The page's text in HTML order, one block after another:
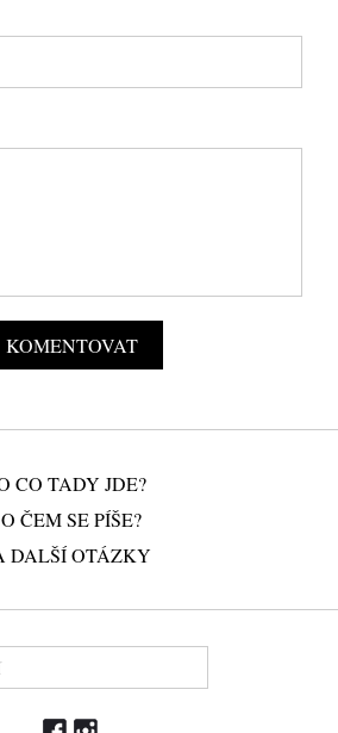
CO TADY JDE?
O ČEM SE PÍŠE?
DALŠÍ OTÁZKY